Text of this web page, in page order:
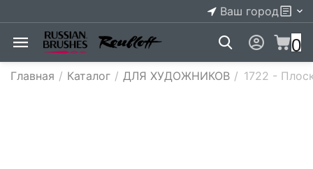
Ваш город
0
Главная / Каталог / ДЛЯ ХУДОЖНИКОВ / 1722 -